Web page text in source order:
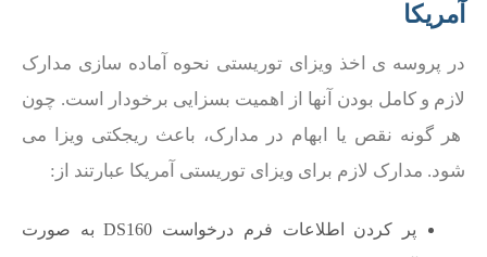
آمریکا
در پروسه ی اخذ ویزای توریستی نحوه آماده سازی مدارک
لازم و کامل بودن آنها از اهمیت بسزایی برخودار است. چون
هر گونه نقص یا ابهام در مدارک، باعث ریجکتی ویزا می
شود. مدارک لازم برای ویزای توریستی آمریکا عبارتند از:
پر کردن اطلاعات فرم درخواست DS160 به صورت